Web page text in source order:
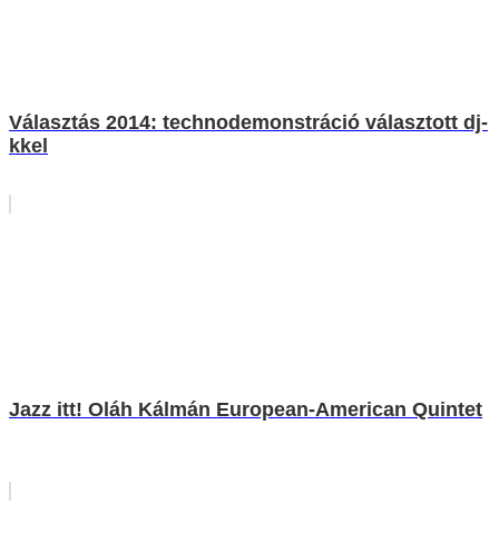
Választás 2014: technodemonstráció választott dj-
kkel
Jazz itt! Oláh Kálmán European-American Quintet